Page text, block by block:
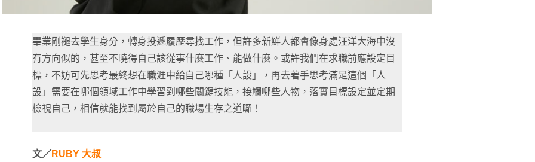
畢業剛褪去學生身分，轉身投遞履歷尋找工作，但許多新鮮人都會像身處汪洋大海中沒
有方向似的，甚至不曉得自己該從事什麼工作、能做什麼。或許我們在求職前應設定目
標，不妨可先思考最終想在職涯中給自己哪種「人設」，再去著手思考滿足這個「人
設」需要在哪個領域工作中學習到哪些關鍵技能，接觸哪些人物，落實目標設定並定期
檢視自己，相信就能找到屬於自己的職場生存之道囉！
文／ RUBY 大叔